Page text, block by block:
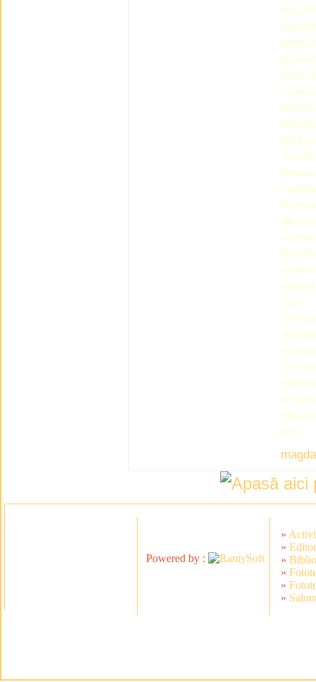
simţ
operei
fineţe
„Scris
forţă
dar și
82).
„Prin
Jurnal
67).
Powered by :
»
»
»
»
»
»